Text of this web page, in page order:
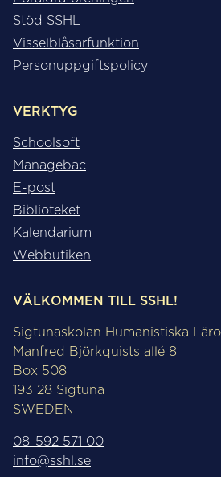
Stöd SSHL
Visselblåsarfunktion
Personuppgiftspolicy
VERKTYG
Schoolsoft
Managebac
E-post
Biblioteket
Kalendarium
Webbutiken
VÄLKOMMEN TILL SSHL!
Sigtunaskolan Humanistiska
Manfred Björkquists allé 8
Box 508
193 28 Sigtuna
SWEDEN
08-592 571 00
info@sshl.se